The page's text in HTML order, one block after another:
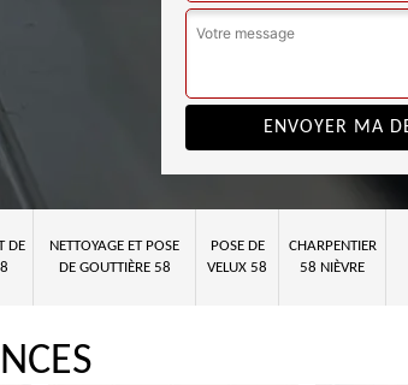
DE
NETTOYAGE ET POSE
DE GOUTTIÈRE 58
POSE DE
VELUX 58
CHARPENTIER
58 NIÈVRE